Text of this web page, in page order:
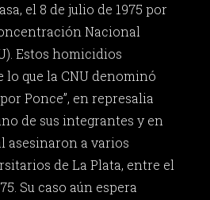
el 8 de julio de 1975 por
Nacional
Estos homicidios
que la CNU denominó
Ponce”, en represalia
de sus integrantes y en
asesinaron a varios
de La Plata, entre el
Su caso aún espera